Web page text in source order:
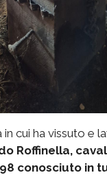
in cui ha vissuto e
Roffinella,
conosciuto in